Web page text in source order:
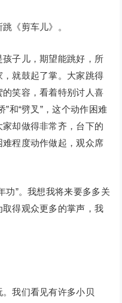
《剪车儿》。
子儿，期望能跳好，所
就鼓起了掌。大家跳得
笑容，看着特别讨人喜
和“劈叉”，这个动作困难
却做得非常齐，台下的
程度动作做起，观众席
”。我想我将来要多多关
得观众更多的掌声，我
我们看见有许多小贝